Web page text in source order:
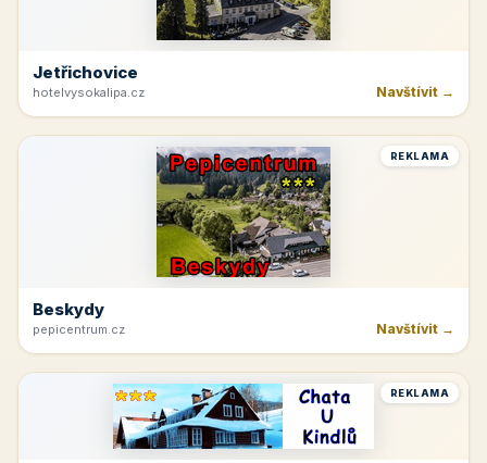
Jetřichovice
hotelvysokalipa.cz Navštívit →
REKLAMA
Beskydy
pepicentrum.cz Navštívit →
REKLAMA